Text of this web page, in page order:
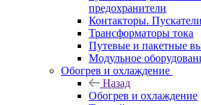
предохранители
Контакторы.
Трансформаторы тока
Путевые и пакетные
Модульное
Обогрев и охлаждение
Назад
Обогрев и охлаждение